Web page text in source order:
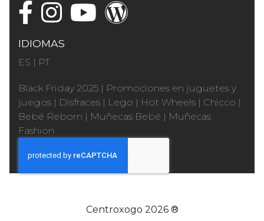
IDIOMAS
ES | PT
Black Friday 2025 | Promociones en juguetes y
juegos | Disfraces | Lego | Hot Wheels | Chicco |
Bebé Reborn | Muñecas Bebé | Muñecas
Fashion
Centroxogo 2026 ®